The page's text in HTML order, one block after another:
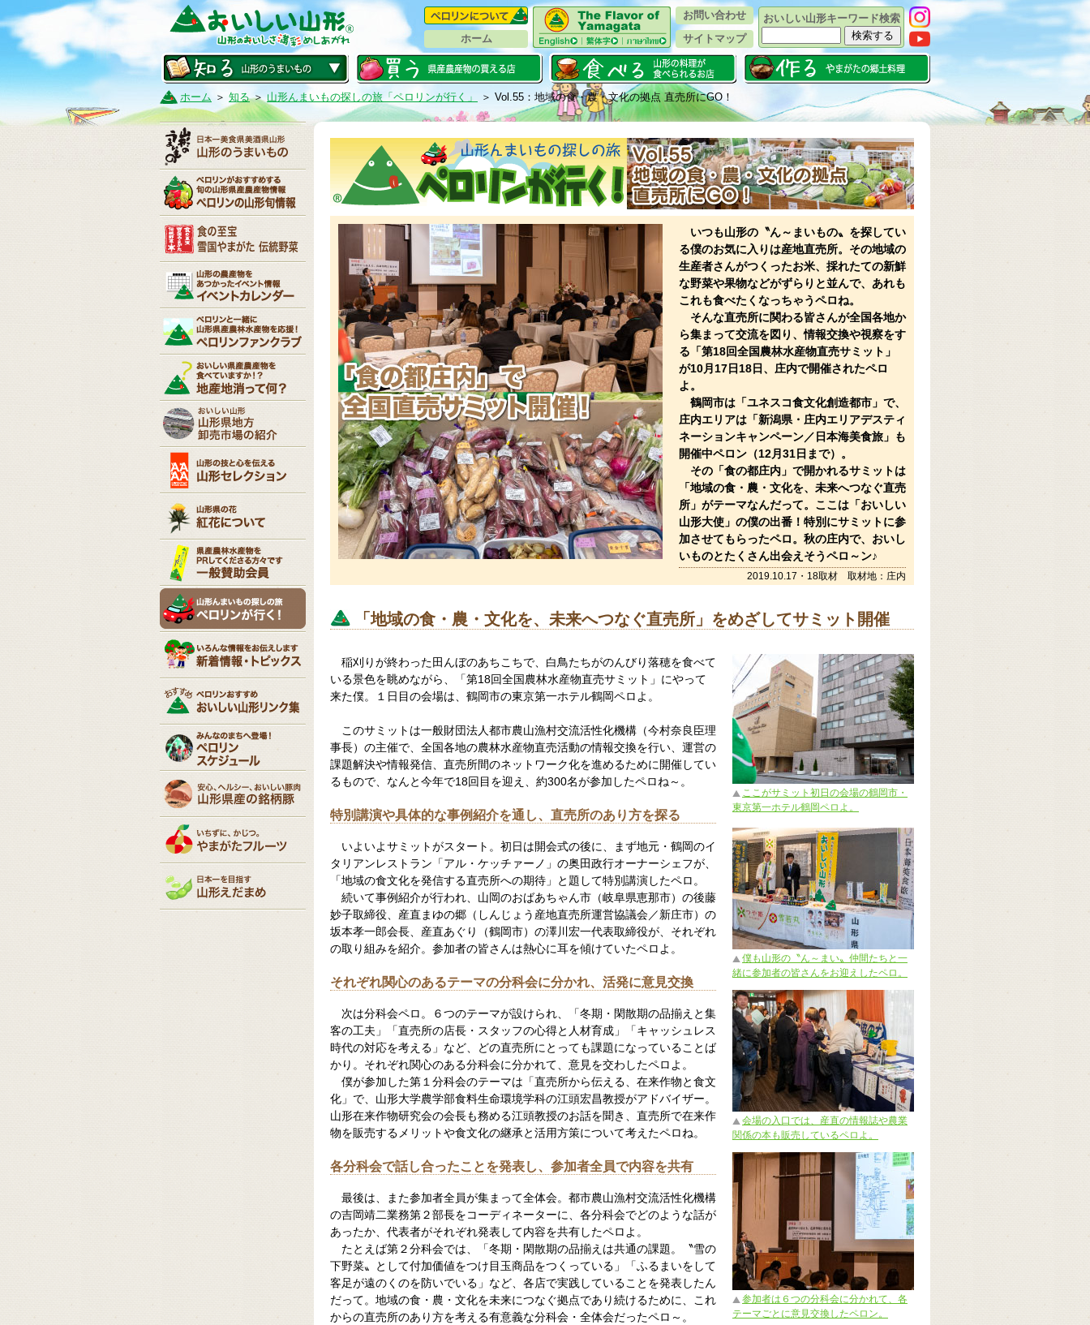
おいしい山形キーワード検索
ホーム
お問い合わせ
サイトマップ
ホーム ＞ 知る＞山形んまいもの探しの旅「ペロリンが行く」 ＞ Vol.55：地域の食・農・文化の拠点 直売所にGO！
いつも山形の〝ん～まいもの〟を探してい
る僕のお気に入りは産地直売所。その地域の
生産者さんがつくったお米、採れたての新鮮
な野菜や果物などがずらりと並んで、あれも
これも食べたくなっちゃうペロね。
そんな直売所に関わる皆さんが全国各地か
ら集まって交流を図り、情報交換や視察をす
る「第18回全国農林水産物直売サミット 」
が10月17日18日、 庄内で開催されたペロ
よ。
鶴岡市は「ユネスコ食文化創造都市」で、
庄内エリアは「新潟県・庄内エリアデスティ
ネーションキャンペーン／日本海美食旅」も
開催中ペロン（12月31日まで）。
その「食の都庄内」で開かれるサミットは
「地域の食・農・文化を、未来へつなぐ直売
所」がテーマなんだって。ここは「おいしい
山形大使」の僕の出番！特別にサミットに参
加させてもらったペロ。秋の庄内で、おいし
いものとたくさん出会えそうペロ～ン♪
2019.10.17・18取材 取材地：庄内
「地域の食・農・文化を、未来へつなぐ直売所」をめざしてサミット開催
稲刈りが終わった田んぼのあちこちで、白鳥たちがのんびり落穂を食べて
いる景色を眺めながら、「第18回全国農林水産物直売サミット」にやって
来た僕。１日目の会場は、鶴岡市の東京第一ホテル鶴岡ペロよ。
このサミットは一般財団法人都市農山漁村交流活性化機構（今村奈良臣理
事長）の主催で、全国各地の農林水産物直売活動の情報交換を行い、運営の
課題解決や情報発信、直売所間のネットワーク化を進めるために開催してい
るもので、なんと今年で18回目を迎え、約300名が参加したペロね～。
特別講演や具体的な事例紹介を通し、直売所のあり方を探る
いよいよサミットがスタート。初日は開会式の後に、まず地元・鶴岡のイ
タリアンレストラン「アル・ケッチァーノ」の奥田政行オーナーシェフが、
「地域の食文化を発信する直売所への期待」と題して特別講演したペロ。
続いて事例紹介が行われ、山岡のおばあちゃん市（岐阜県恵那市）の後藤
妙子取締役、産直まゆの郷（しんじょう産地直売所運営協議会／新庄市）の
坂本孝一郎会長、産直あぐり（鶴岡市）の澤川宏一代表取締役が、それぞれ
の取り組みを紹介。参加者の皆さんは熱心に耳を傾けていたペロよ。
それぞれ関心のあるテーマの分科会に分かれ、活発に意見交換
次は分科会ペロ。６つのテーマが設けられ、「冬期・閑散期の品揃えと集
客の工夫」「直売所の店長・スタッフの心得と人材育成」「キャッシュレス
時代の対応を考える」など、どの直売所にとっても課題になっていることば
かり。それぞれ関心のある分科会に分かれて、意見を交わしたペロよ。
僕が参加した第１分科会のテーマは「直売所から伝える、在来作物と食文
化」で、山形大学農学部食料生命環境学科の江頭宏昌教授がアドバイザー。
山形在来作物研究会の会長も務める江頭教授のお話を聞き、直売所で在来作
物を販売するメリットや食文化の継承と活用方策について考えたペロね。
各分科会で話し合ったことを発表し、参加者全員で内容を共有
最後は、また参加者全員が集まって全体会。都市農山漁村交流活性化機構
の吉岡靖二業務第２部長をコーディネーターに、各分科会でどのような話が
あったか、代表者がそれぞれ発表して内容を共有したペロよ。
たとえば第２分科会では、「冬期・閑散期の品揃えは共通の課題。〝雪の
下野菜〟として付加価値をつけ目玉商品をつくっている」「ふるまいをして
客足が遠のくのを防いでいる」など、各店で実践していることを発表したん
だって。地域の食・農・文化を未来につなぐ拠点であり続けるために、これ
からの直売所のあり方を考える有意義な分科会・全体会だったペロ～。
ここがサミット初日の会場の鶴岡市・
東京第一ホテル鶴岡ペロよ。
僕も山形の〝ん～まい〟仲間たちと一
緒に参加者の皆さんをお迎えしたペロ。
会場の入口では、産直の情報誌や農業
関係の本も販売しているペロよ。
参加者は６つの分科会に分かれて、各
テーマごとに意見交換したペロン。